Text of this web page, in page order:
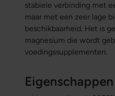
stabiele verbinding met
maar met een zeer lage
beschikbaarheid. Het is
magnesium die wordt
voedingssupplementen.
Eigenschappen